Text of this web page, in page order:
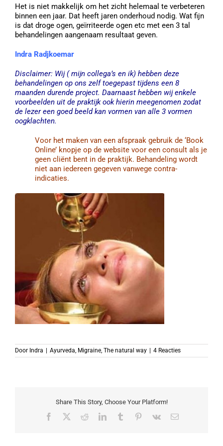
Het is niet makkelijk om het zicht helemaal te verbeteren
binnen een jaar. Dat heeft jaren onderhoud nodig. Wat fijn
is dat droge ogen, geïrriteerde ogen etc met een 3 tal
behandelingen aangenaam resultaat geven.
Indra Radjkoemar
Disclaimer: Wij ( mijn collega’s en ik) hebben deze
behandelingen op ons zelf toegepast tijdens een 8
maanden durende project. Daarnaast hebben wij enkele
voorbeelden uit de praktijk ook hierin meegenomen zodat
de lezer een goed beeld kan vormen van alle 3 vormen
oogklachten.
Voor het maken van een afspraak gebruik de ‘Book
Online’ knopje op de website voor een consult als je
geen cliënt bent in de praktijk. Behandeling wordt
niet aan iedereen gegeven vanwege contra-
indicaties.
Door Indra | Ayurveda, Migraine, The natural way | 4 Reacties
Share This Story, Choose Your Platform!
Facebook RedditLinkedInTumblr Pinterest
Vk
E-